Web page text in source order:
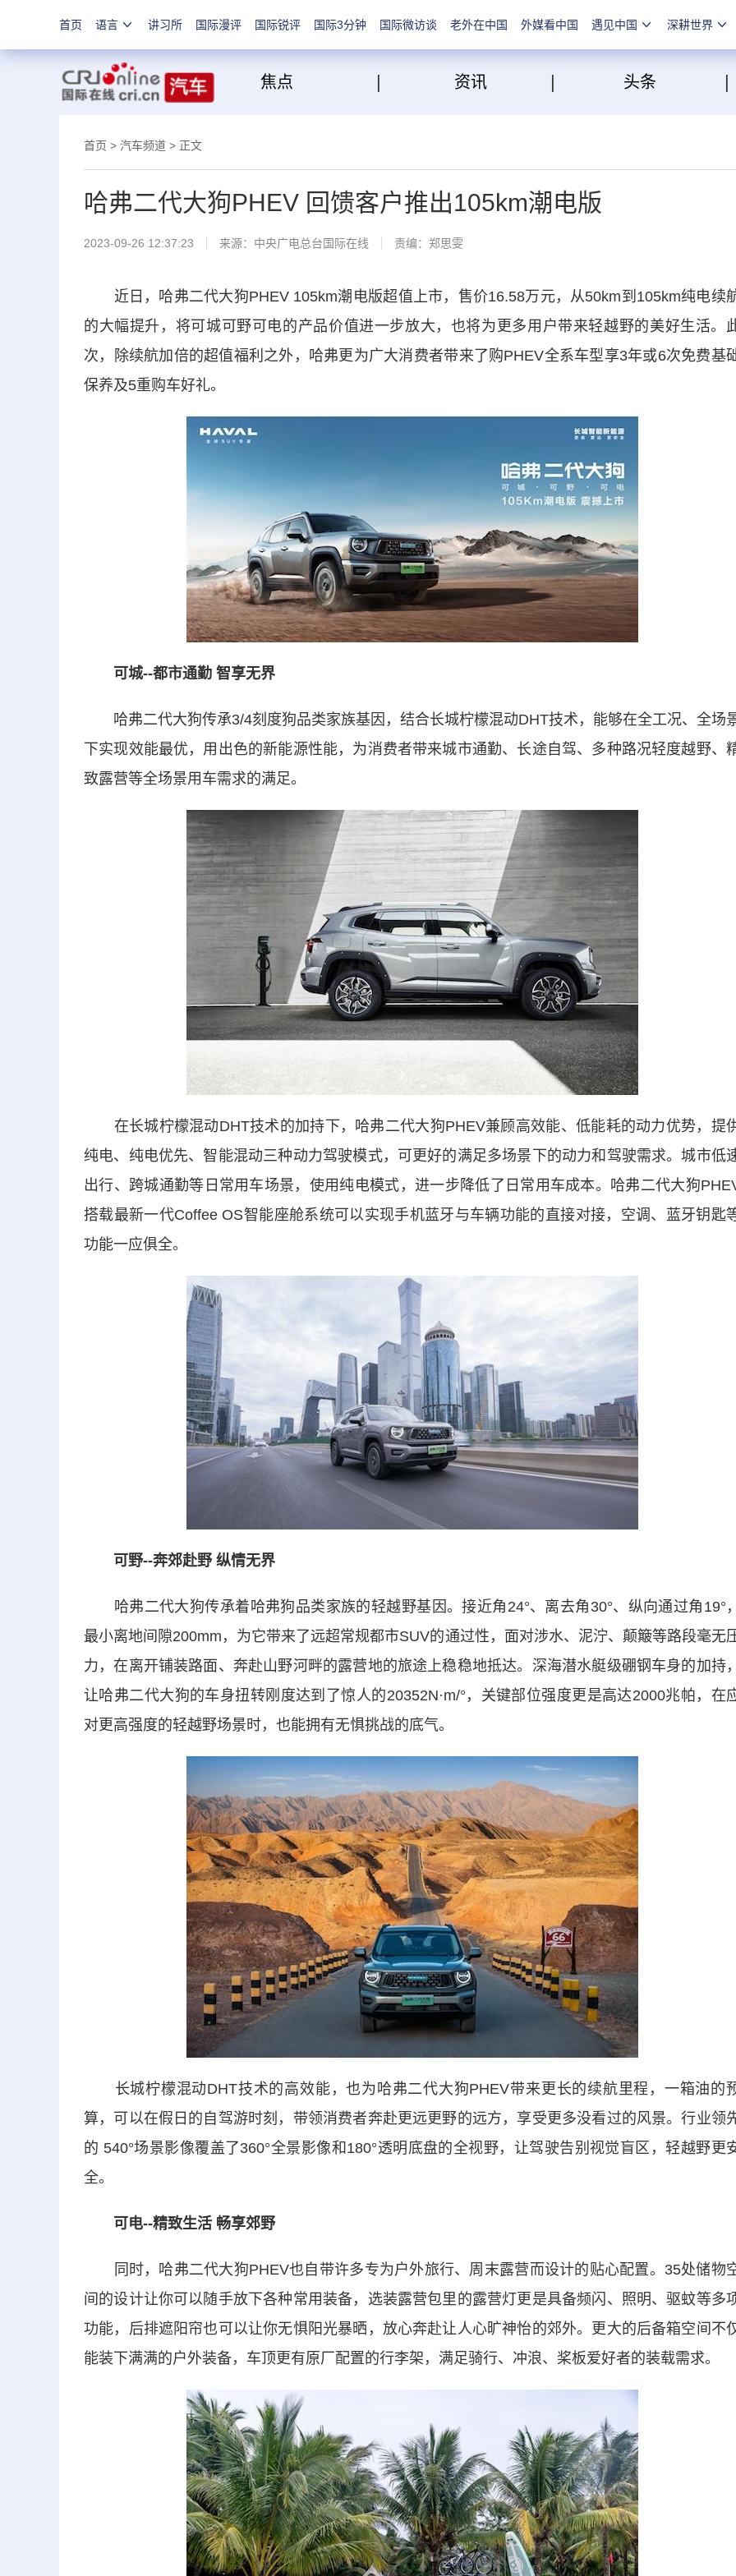
首页 语言 讲习所 国际漫评 国际锐评 国际3分钟 国际微访谈 老外在中国 外媒看中国 遇见中国 深耕世界
焦点 | 资讯 | 头条
首页 > 汽车频道 > 正文
哈弗二代大狗PHEV 回馈客户推出105km潮电版
2023-09-26 12:37:23 来源： 中央广电总台国际在线 责编：郑思雯
近日，哈弗二代大狗PHEV 105km潮电版超值上市，售价16.58万元，从50km到105km纯电续
的大幅提升，将可城可野可电的产品价值进一步放大，也将为更多用户带来轻越野的美好生活。
次，除续航加倍的超值福利之外，哈弗更为广大消费者带来了购PHEV全系车型享3年或6次免费基
保养及5重购车好礼。
可城--都市通勤 智享无界
哈弗二代大狗传承3/4刻度狗品类家族基因，结合长城柠檬混动DHT技术，能够在全工况、全场
下实现效能最优，用出色的新能源性能，为消费者带来城市通勤、长途自驾、多种路况轻度越野、
致露营等全场景用车需求的满足。
在长城柠檬混动DHT技术的加持下，哈弗二代大狗PHEV兼顾高效能、低能耗的动力优势，提
纯电、纯电优先、智能混动三种动力驾驶模式，可更好的满足多场景下的动力和驾驶需求。城市低
出行、跨城通勤等日常用车场景，使用纯电模式，进一步降低了日常用车成本。哈弗二代大狗
搭载最新一代Coffee OS智能座舱系统可以实现手机蓝牙与车辆功能的直接对接，空调、蓝牙钥匙
功能一应俱全。
可野--奔郊赴野 纵情无界
哈弗二代大狗传承着哈弗狗品类家族的轻越野基因。接近角24°、离去角30°、纵向通过角19°，
最小离地间隙200mm，为它带来了远超常规都市SUV的通过性，面对涉水、泥泞、颠簸等路段毫无
力，在离开铺装路面、奔赴山野河畔的露营地的旅途上稳稳地抵达。深海潜水艇级硼钢车身的加持，
让哈弗二代大狗的车身扭转刚度达到了惊人的20352N·m/°，关键部位强度更是高达2000兆帕，在
对更高强度的轻越野场景时，也能拥有无惧挑战的底气。
长城柠檬混动DHT技术的高效能，也为哈弗二代大狗PHEV带来更长的续航里程，一箱油的
算，可以在假日的自驾游时刻，带领消费者奔赴更远更野的远方，享受更多没看过的风景。行业领
的 540°场景影像覆盖了360°全景影像和180°透明底盘的全视野，让驾驶告别视觉盲区，轻越野更
全。
可电--精致生活 畅享郊野
同时，哈弗二代大狗PHEV也自带许多专为户外旅行、周末露营而设计的贴心配置。35处储物
间的设计让你可以随手放下各种常用装备，选装露营包里的露营灯更是具备频闪、照明、驱蚊等多
功能，后排遮阳帘也可以让你无惧阳光暴晒，放心奔赴让人心旷神怡的郊外。更大的后备箱空间不
能装下满满的户外装备，车顶更有原厂配置的行李架，满足骑行、冲浪、桨板爱好者的装载需求。